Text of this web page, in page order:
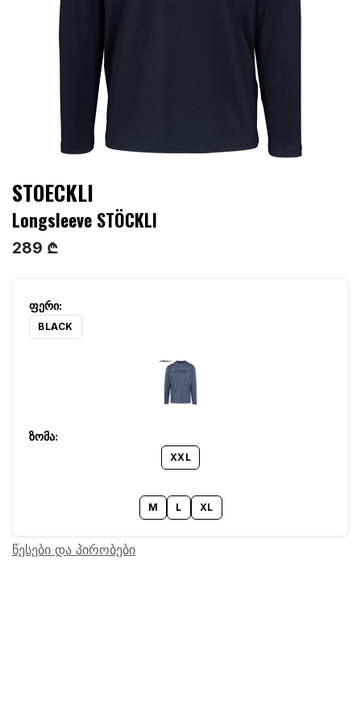
STOECKLI
Longsleeve STÖCKLI
289 ₾
BLACK
XXL
M L XL
წესები და პირობები